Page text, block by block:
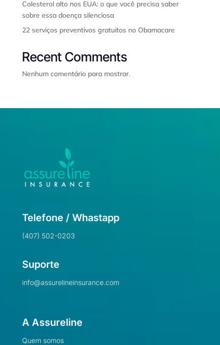
Colesterol alto nos EUA: o que você precisa saber
sobre essa doença silenciosa
22 serviços preventivos gratuitos no Obamacare
Recent Comments
Nenhum comentário para mostrar.
Telefone / Whastapp
(407) 502-0203
Suporte
info@assurelineinsurance.com
A Assureline
Quem somos